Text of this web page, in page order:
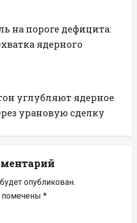
на пороге дефицита:
ядерного
углубляют ядерное
урановую сделку
опубликован.
помечены *